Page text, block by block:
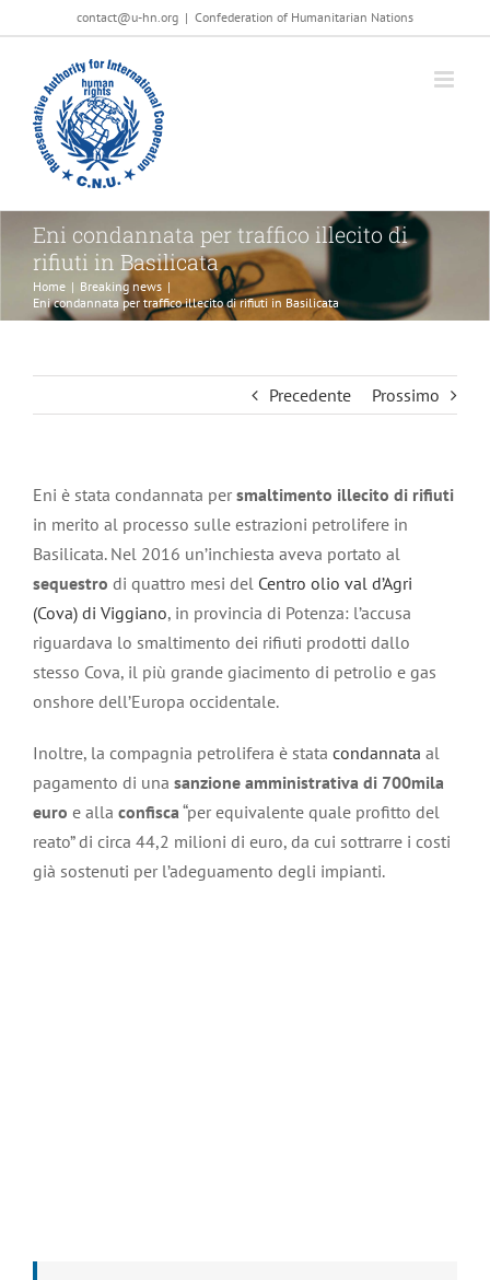
al
contenuto
contact@u-hn.org | Confederation of Humanitarian Nations
Eni condannata per traffico illecito di
rifiuti in Basilicata
Home | Breaking news |
Eni condannata per traffico illecito di rifiuti in Basilicata
Precedente Prossimo
Eni è stata condannata per smaltimento illecito di rifiuti
in merito al processo sulle estrazioni petrolifere in
Basilicata. Nel 2016 un’inchiesta aveva portato al
sequestro di quattro mesi del Centro olio val d’Agri
(Cova) di Viggiano, in provincia di Potenza: l’accusa
riguardava lo smaltimento dei rifiuti prodotti dallo
stesso Cova, il più grande giacimento di petrolio e gas
onshore dell’Europa occidentale.
Inoltre, la compagnia petrolifera è stata condannata al
pagamento di una sanzione amministrativa di 700mila
euro e alla confisca“per equivalente quale profitto del
reato”di circa 44,2 milioni di euro, da cui sottrarre i costi
già sostenuti per l’adeguamento degli impianti.